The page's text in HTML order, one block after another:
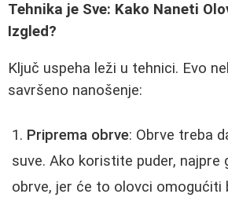
Tehnika je Sve: Kako Naneti
Izgled?
Ključ uspeha leži u tehnici. Evo
savršeno nanošenje:
Priprema obrve: Obrve treba
suve. Ako koristite puder, najpre
obrve, jer će to olovci omogućiti